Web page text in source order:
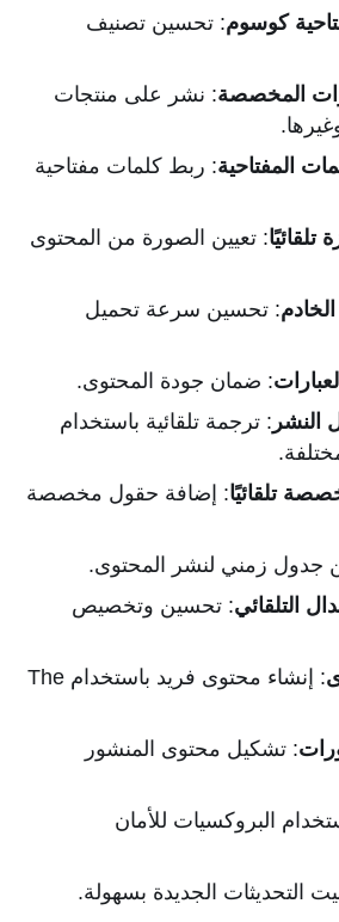
كوسوم: تحسين تصنيف
المخصصة: نشر على منتجات
المفتاحية: ربط كلمات مفتاحية
تلقائيًا: تعيين الصورة من المحتوى
: تحسين سرعة تحميل
: ضمان جودة المحتوى.
النشر : ترجمة تلقائية باستخدام
تلقائيًا: إضافة حقول مخصصة
جدول زمني لنشر المحتوى.
التلقائي: تحسين وتخصيص
: إنشاء محتوى فريد باستخدام The
: تشكيل محتوى المنشور
البروكسيات للأمان
التحديثات الجديدة بسهولة.